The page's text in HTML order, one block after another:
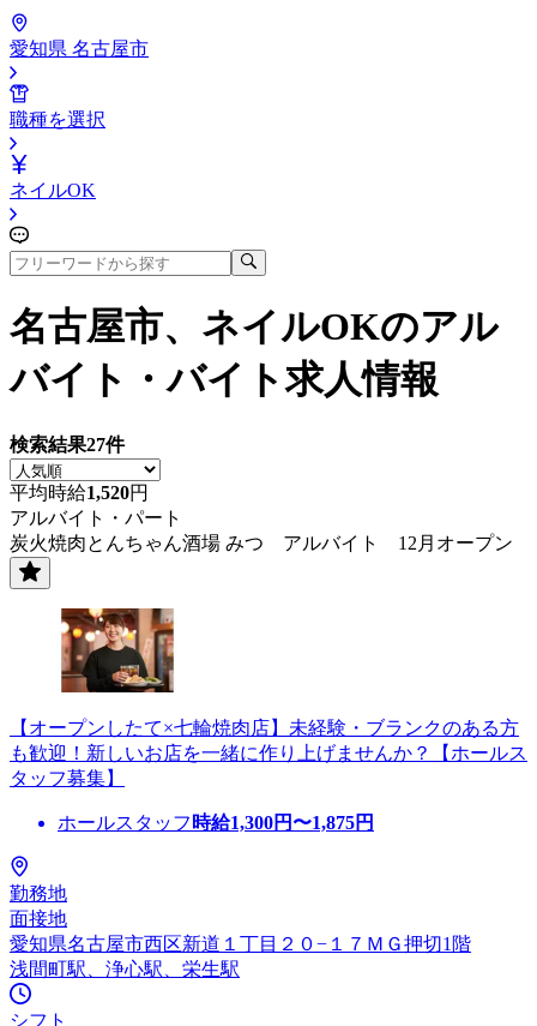
愛知県 名古屋市
職種を選択
ネイルOK
名古屋市、ネイルOKのアル
バイト・バイト求人情報
検索結果27件
平均時給1,520円
アルバイト・パート
炭火焼肉とんちゃん酒場 みつ アルバイト 12月オープン
【オープンしたて×七輪焼肉店】未経験・ブランクのある方
も歓迎！新しいお店を一緒に作り上げませんか？【ホールス
タッフ募集】
ホールスタッフ 時給1,300円〜1,875円
勤務地
面接地
愛知県名古屋市西区新道１丁目２０−１７ＭＧ押切1階
浅間町駅、浄心駅、栄生駅
シフト